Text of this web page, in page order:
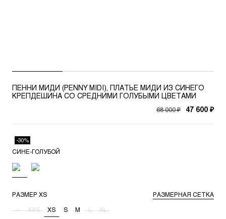
ПЕННИ МИДИ (PENNY MIDI), ПЛАТЬЕ МИДИ ИЗ СИНЕГО
КРЕПДЕШИНА СО СРЕДНИМИ ГОЛУБЫМИ ЦВЕТАМИ
47 600 ₽
68 000 ₽
-30%
СИНЕ-ГОЛУБОЙ
РАЗМЕР XS РАЗМЕРНАЯ СЕТКА
- XXS XS S M L XL